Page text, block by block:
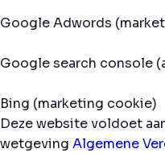
Google Adwords
Google search console
Bing (marketing cookie)
Deze website voldoet
wetgeving Algemene